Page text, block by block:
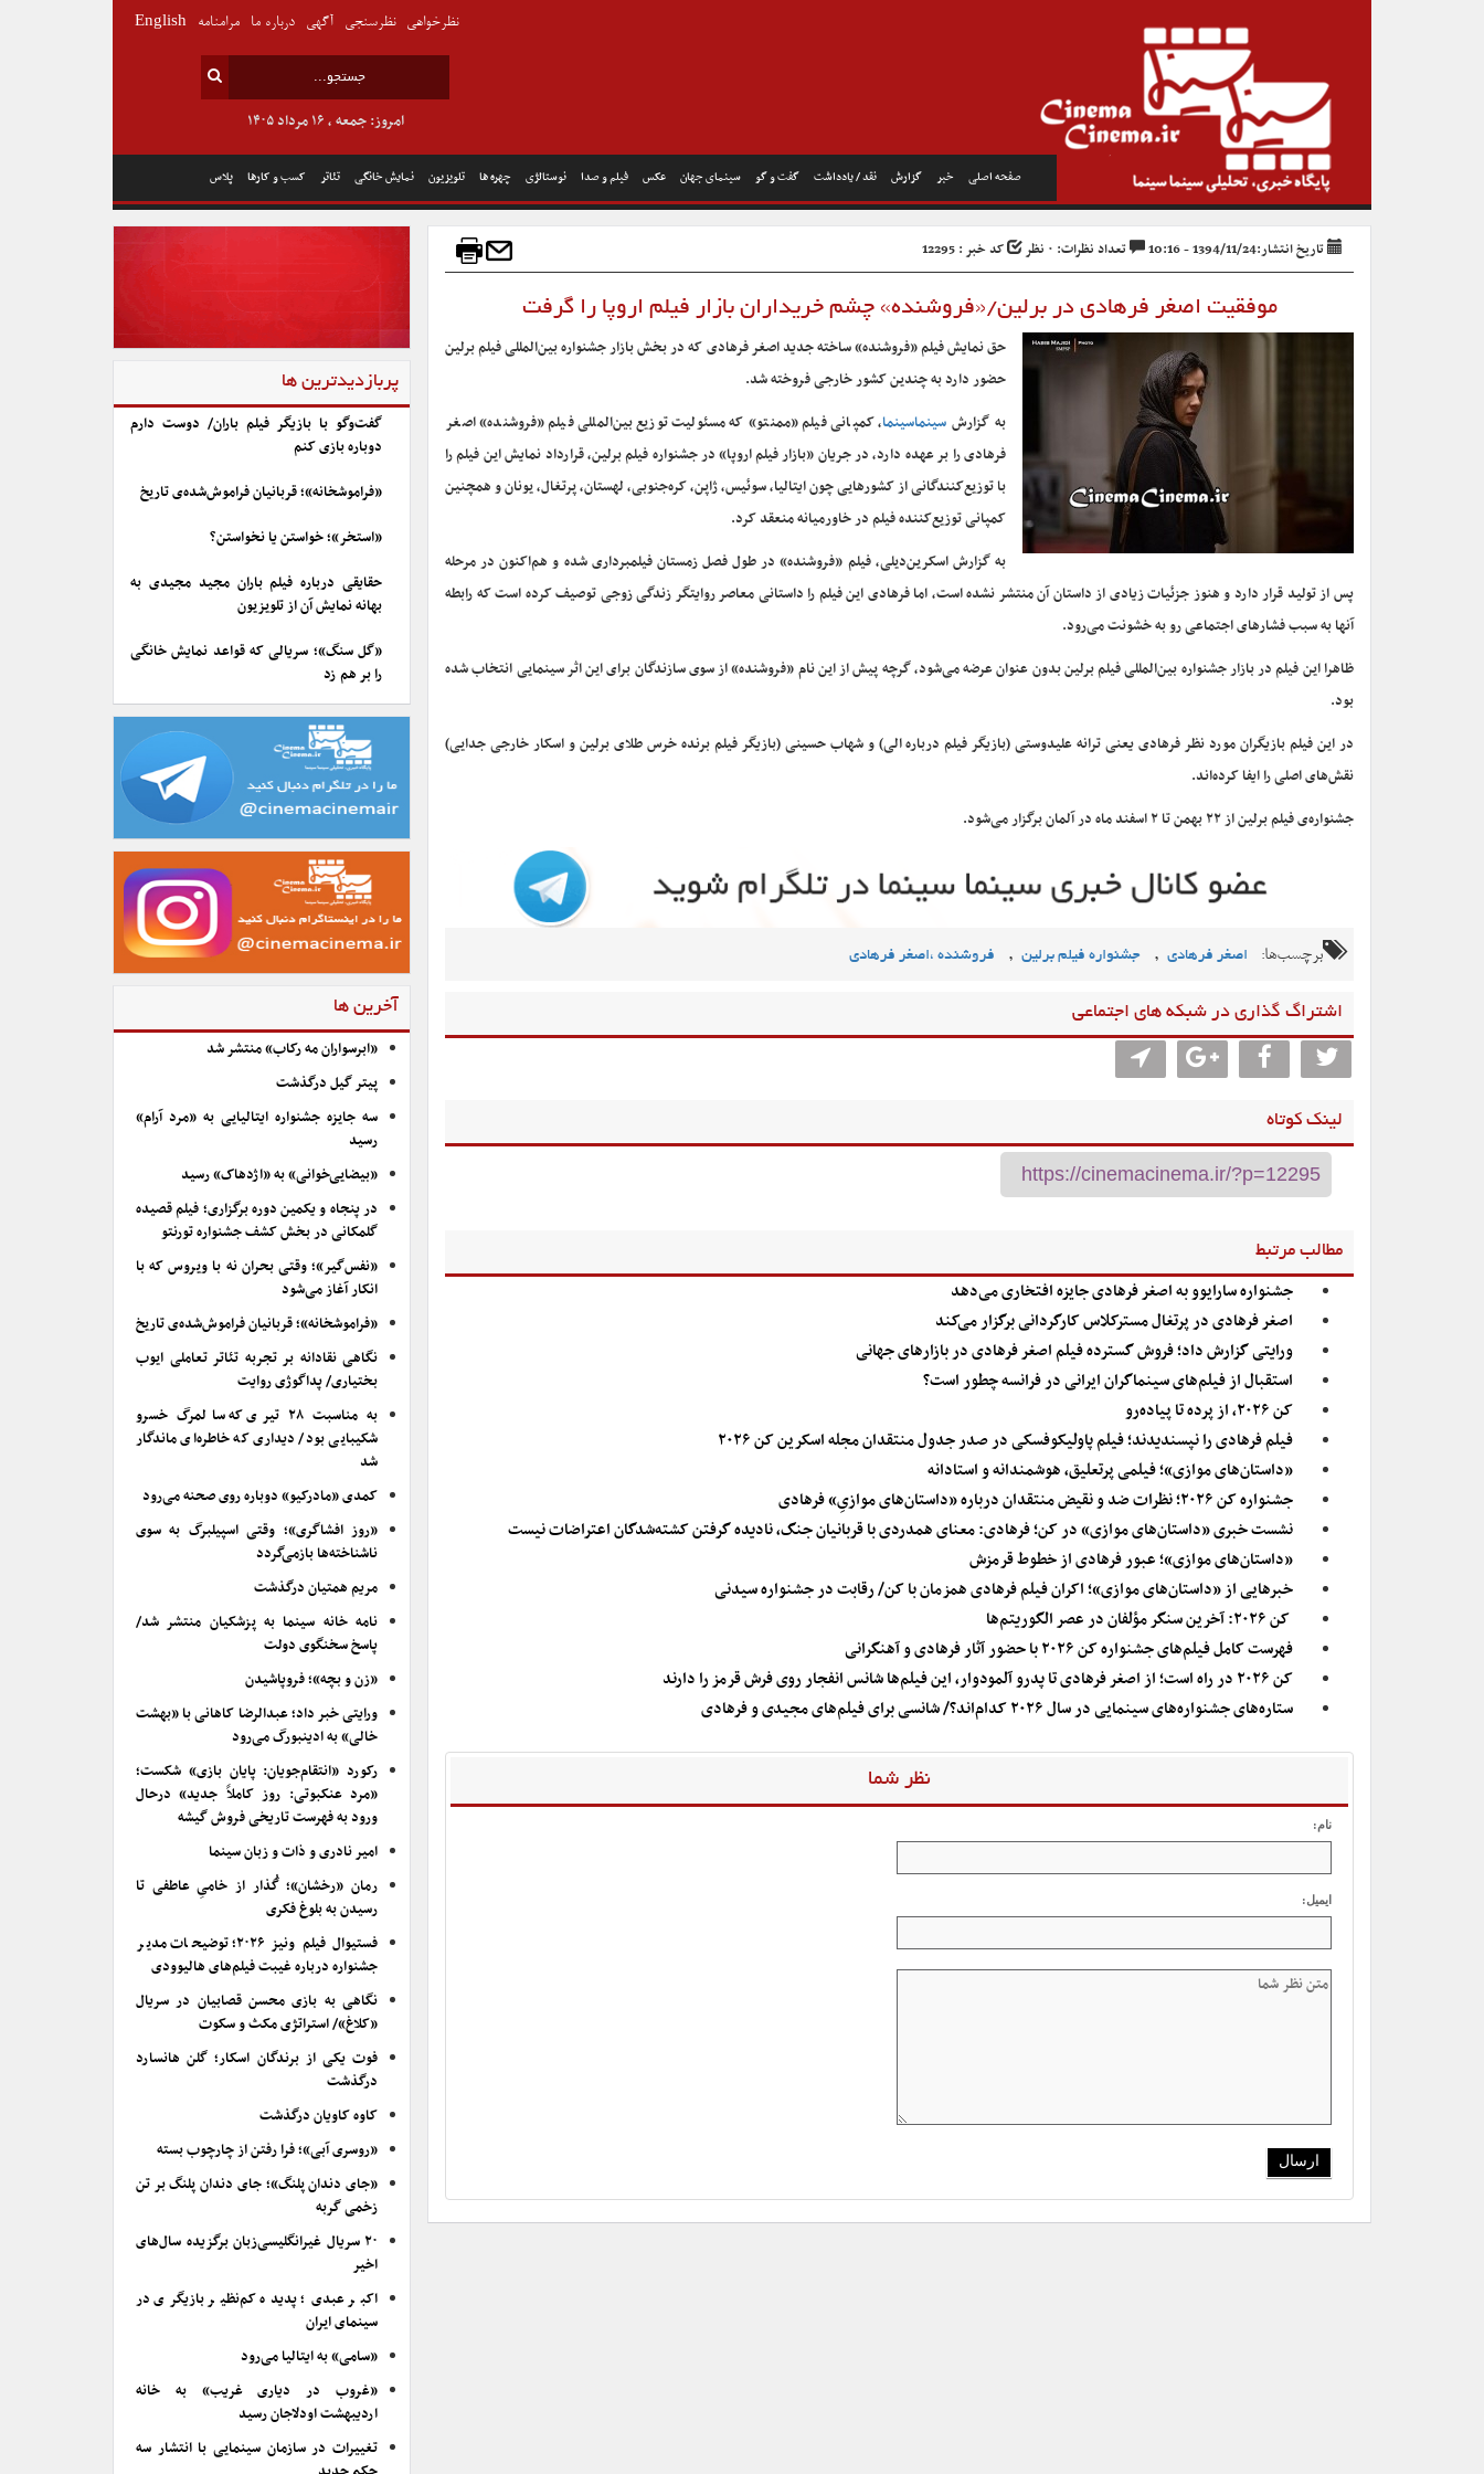
صفحه اصلی خبر گزارش نقد / یادداشت گفت و گو سینمای جهان عکس فیلم و صدا نوستالژی چهره ها تلویزیون نمایش خانگی تئاتر کسب و کارها پلاس
امروز: جمعه , ۱۶ مرداد ۱۴۰۵
نظرخواهی نظرسنجی آگهی درباره ما مرامنامه English
تاریخ انتشار:1394/11/24 - 10:16 تعداد نظرات: ۰ نظر کد خبر : 12295
موفقیت اصغر فرهادی در برلین/«فروشنده» چشم خریداران بازار فیلم اروپا را گرفت
حق نمایش فیلم «فروشنده» ساخته جدید اصغر فرهادی که در بخش بازار جشنواره بین‌المللی فیلم برلین
حضور دارد به چندین کشور خارجی فروخته شد.
به گزارشسینماسینما، کمپانی فیلم «ممنتو» که مسئولیت توزیع بین‌المللی فیلم «فروشنده» اصغر
فرهادی را بر عهده دارد، در جریان «بازار فیلم اروپا» در جشنواره فیلم برلین، قرارداد نمایش این فیلم را
با توزیع‌کنندگانی از کشورهایی چون ایتالیا، سوئیس، ژاپن، کره‌جنوبی، لهستان، پرتغال، یونان و همچنین
کمپانی توزیع‌کننده فیلم در خاورمیانه منعقد کرد.
به گزارش اسکرین‌دیلی، فیلم «فروشنده» در طول فصل زمستان فیلمبرداری شده و هم‌اکنون در مرحله
پس از تولید قرار دارد و هنوز جزئیات زیادی از داستان آن منتشر نشده است، اما فرهادی این فیلم را داستانی معاصر روایتگر زندگی زوجی توصیف کرده است که رابطه
آنها به سبب فشارهای اجتماعی رو به خشونت می‌رود.
ظاهرا این فیلم در بازار جشنواره بین‌المللی فیلم برلین بدون عنوان عرضه می‌شود، گرچه پیش از این نام «فروشنده» از سوی سازندگان برای این اثر سینمایی انتخاب شده
بود.
در این فیلم بازیگران مورد نظر فرهادی یعنی ترانه علیدوستی (بازیگر فیلم درباره الی) و شهاب حسینی (بازیگر فیلم برنده خرس طلای برلین و اسکار خارجی جدایی)
نقش‌های اصلی را ایفا کرده‌اند.
جشنواره‌ی فیلم برلین از ۲۲ بهمن تا ۲ اسفند ماه در آلمان برگزار می‌شود.
برچسب‌ها: اصغر فرهادی , جشنواره فیلم برلین , فروشنده ،اصغر فرهادی
اشتراگ گذاری در شبکه های اجتماعی
لینک کوتاه
مطالب مرتبط
جشنواره سارایوو به اصغر فرهادی جایزه افتخاری می‌دهد
اصغر فرهادی در پرتغال مسترکلاس کارگردانی برگزار می‌کند
ورایتی گزارش داد؛ فروش گسترده فیلم اصغر فرهادی در بازارهای جهانی
استقبال از فیلم‌های سینماگران ایرانی در فرانسه چطور است؟
کن ۲۰۲۶، از پرده تا پیاده‌رو
فیلم فرهادی را نپسندیدند؛ فیلم پاولیکوفسکی در صدر جدول منتقدان مجله اسکرین کن ۲۰۲۶
«داستان‌های موازی»؛ فیلمی پرتعلیق، هوشمندانه و استادانه
جشنواره کن ۲۰۲۶؛ نظرات ضد و نقیض منتقدان درباره «داستان‌های موازیِ» فرهادی
نشست خبری «داستان‌های موازی» در کن؛ فرهادی: معنای همدردی با قربانیان جنگ، نادیده گرفتن کشته‌شدگان اعتراضات نیست
«داستان‌های موازی»؛ عبور فرهادی از خطوط قرمزش
خبرهایی از «داستان‌های موازی»؛ اکران فیلم فرهادی همزمان با کن/ رقابت در جشنواره سیدنی
کن ۲۰۲۶: آخرین سنگر مؤلفان در عصر الگوریتم‌ها
فهرست کامل فیلم‌های جشنواره کن ۲۰۲۶ با حضور آثار فرهادی و آهنگرانی
کن ۲۰۲۶ در راه است؛ از اصغر فرهادی تا پدرو آلمودوار، این فیلم‌ها شانس انفجار روی فرش قرمز را دارند
ستاره‌های جشنواره‌‌های سینمایی در سال ۲۰۲۶ کدام‌اند؟/ شانسی برای فیلم‌های مجیدی و فرهادی
نظر شما
نام:
ایمیل:
پربازدیدترین ها
گفت‌وگو با بازیگر فیلم باران/ دوست دارم
دوباره بازی کنم
«فراموشخانه»؛ قربانیان فراموش‌شده‌ی تاریخ
«استخر»؛ خواستن یا نخواستن؟
حقایقی درباره فیلم باران مجید مجیدی به
بهانه نمایش آن از تلویزیون
«گل سنگ»؛ سریالی که قواعد نمایش خانگی
را بر هم زد
آخرین ها
«ابرسواران مه رکاب» منتشر شد
پیتر گیل درگذشت
سه جایزه جشنواره ایتالیایی به «مرد آرام»
رسید
«بیضایی‌خوانی» به «اژدهاک» رسید
در پنجاه و یکمین دوره برگزاری؛ فیلم قصیده
گلمکانی در بخش کشف جشنواره تورنتو
«نفس‌گیر»؛ وقتی بحران نه با ویروس که با
انکار آغاز می‌شود
«فراموشخانه»؛ قربانیان فراموش‌شده‌ی تاریخ
نگاهی نقادانه بر تجربه تئاتر تعاملی ایوب
بختیاری/ پداگوژی روایت
به مناسبت ۲۸ تیری که سالمرگ خسرو
شکیبایی بود/ دیداری که خاطره‌ای ماندگار
شد
کمدی «مادرکیو» دوباره روی صحنه می‌رود
«روز افشاگری»؛ وقتی اسپیلبرگ به سوی
ناشناخته‌ها بازمی‌گردد
مریم همتیان درگذشت
نامه خانه سینما به پزشکیان منتشر شد/
پاسخ سخنگوی دولت
«زن و بچه»؛ فروپاشیدن
ورایتی خبر داد؛ عبدالرضا کاهانی با «بهشت
خالی» به ادینبورگ می‌رود
رکورد «انتقام‌جویان: پایان بازی» شکست؛
«مرد عنکبوتی: روز کاملاً جدید» درحال
ورود به فهرست تاریخی فروش گیشه
امیر نادری و ذات و زبان سینما
رمان «رخشان»؛ گُذار از خامیِ عاطفی تا
رسیدن به بلوغ فکری
فستیوال فیلم ونیز ۲۰۲۶؛ توضیحات مدیر
جشنواره درباره غیبت فیلم‌های هالیوودی
نگاهی به بازی محسن قصابیان در سریال
«کلاغ»/ استراتژی مکث و سکوت
فوت یکی از برندگان اسکار؛ گلن هانسارد
درگذشت
کاوه کاویان درگذشت
«روسری آبی»؛ فرا رفتن از چارچوب بسته
«جای دندان پلنگ»؛ جای دندان پلنگ بر تن
زخمی گربه
۲۰ سریال غیرانگلیسی‌زبان برگزیده سال‌های
اخیر
اکبر عبدی؛ پدیده کم‌نظیر بازیگری در
سینمای ایران
«سامی» به ایتالیا می‌رود
«غروب در دیاری غریب» به خانه
اردیبهشت اودلاجان رسید
تغییرات در سازمان سینمایی با انتشار سه